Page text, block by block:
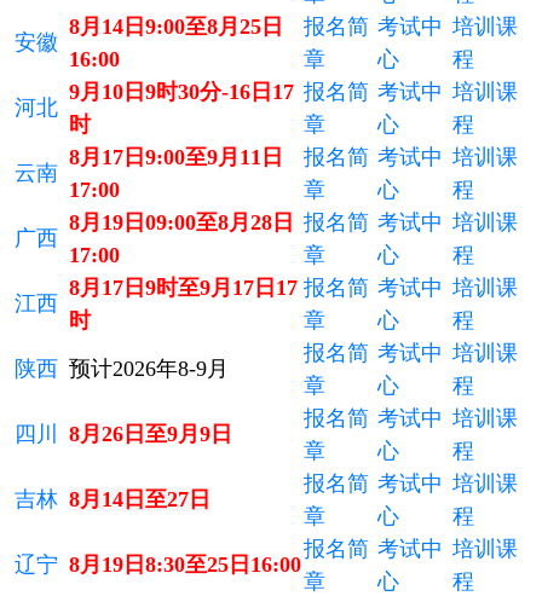
安徽
8月14日9:00至8月25日
16:00
报名简
章
考试中
心
培训课
程
河北
9月10日9时30分-16日17
时
报名简
章
考试中
心
培训课
程
云南
8月17日9:00至9月11日
17:00
报名简
章
考试中
心
培训课
程
广西
8月19日09:00至8月28日
17:00
报名简
章
考试中
心
培训课
程
江西
8月17日9时至9月17日17
时
报名简
章
考试中
心
培训课
程
陕西 预计2026年8-9月
报名简
章
考试中
心
培训课
程
四川
8月26日至9月9日
报名简
章
考试中
心
培训课
程
吉林 8月14日至27日
报名简
章
考试中
心
培训课
程
辽宁 8月19日8:30至25日16:00
报名简
章
考试中
心
培训课
程